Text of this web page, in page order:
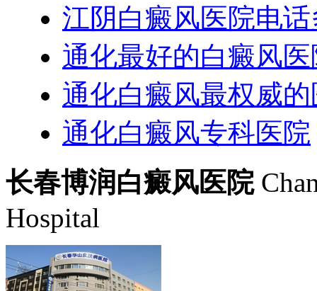
江阴白癜风医院电
通化最好的白癜风医
通化白癜风最权威
通化白癜风专科医院
长春博润白癜风医院
Hospital